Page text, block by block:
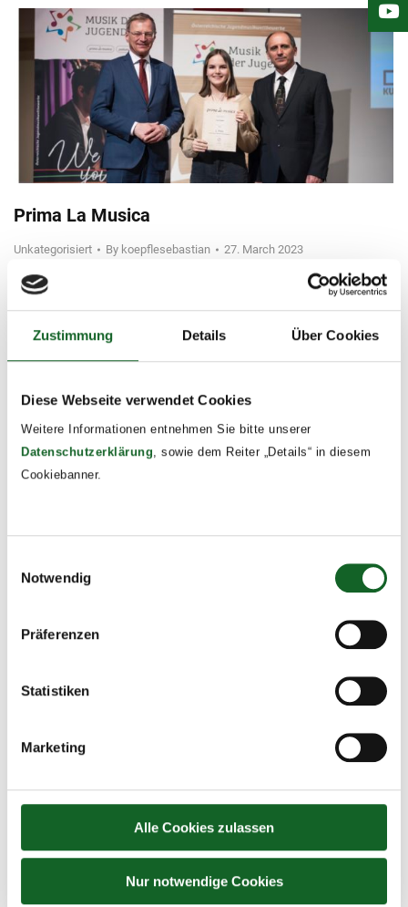
Zustimmung Details Über Cookies
Diese Webseite verwendet Cookies
Weitere Informationen entnehmen Sie bitte unserer
Datenschutzerklärung, sowie dem Reiter „Details“ in diesem
Cookiebanner.
Notwendig
Präferenzen
Statistiken
Marketing
Alle Cookies zulassen
Nur notwendige Cookies
Prima La Musica
Unkategorisiert By koepflesebastian 27. March 2023
Wir gratulieren zum 1. Platz beim heurigen
Landesjugendwettbewerb Prima La Musica
Unkategorisiert
Kunterbunte Eier, Osternesterl oder gar Fastenbeugerl
dürfen rund um Ostern nicht fehlen…